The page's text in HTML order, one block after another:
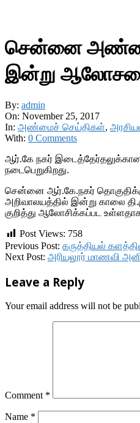
சென்னை அண்ணா
இன்று ஆலோசனை;
By: admin
On: November 25, 2017
In: அண்மைச் செய்திகள்,
With: 0 Comments
ஆர்.கே நகர்
நடைபெறுகிறது.
சென்னை ஆர்.கே.நகர்
அறிவாலயத்தில் இன்று காலை
குறித்து ஆலோசிக்கப்பட
Post Views: 758
2017-
11-
Previous Post: கருத்தியல்
Next Post: அரியலூர் மாணவி
Leave a Reply
Your email address will not be
Comment *
Name *